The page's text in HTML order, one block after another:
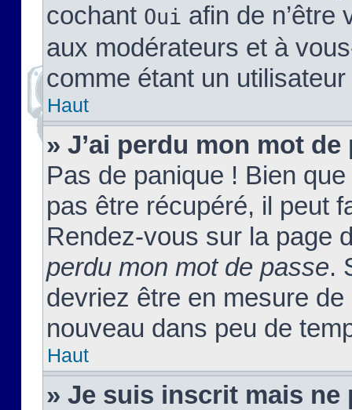
cochant Oui afin de n’être
aux modérateurs et à
comme étant un
Haut
» J’ai perdu mon mot de
Pas de panique ! Bien
pas être récupéré, il peut
Rendez-vous sur la page
perdu mon mot de passe.
devriez être en mesure
nouveau dans peu de
Haut
» Je suis inscrit mais ne